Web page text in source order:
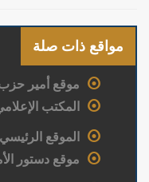
مواقع ذات صلة
موقع أمير حزب
المكتب
الموقع الرئيسي
موقع دستور